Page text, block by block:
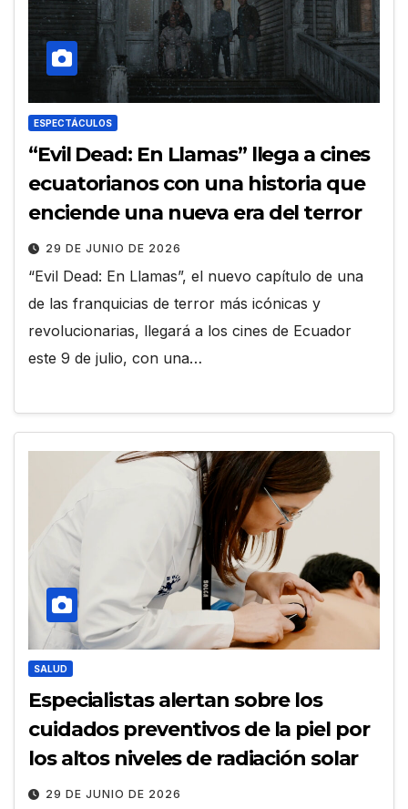
ESPECTÁCULOS
“Evil Dead: En Llamas” llega a cines
ecuatorianos con una historia que
enciende una nueva era del terror
29 DE JUNIO DE 2026
“Evil Dead: En Llamas”, el nuevo capítulo de una
de las franquicias de terror más icónicas y
revolucionarias, llegará a los cines de Ecuador
este 9 de julio, con una…
SALUD
Especialistas alertan sobre los
cuidados preventivos de la piel por
los altos niveles de radiación solar
29 DE JUNIO DE 2026